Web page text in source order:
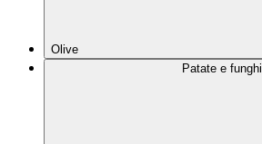
Olive
Patate e funghi